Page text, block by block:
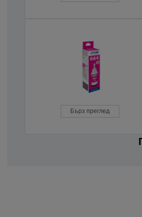
Бърз преглед